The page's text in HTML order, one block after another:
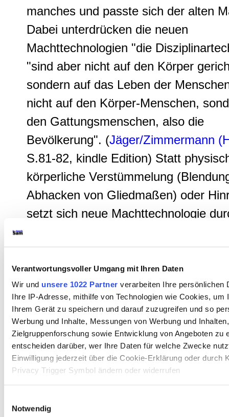
Verantwortungsvoller Umgang mit Ihren Daten
Wir und unsere 1022 Partner verarbeiten Ihre persönlichen
Ihre IP-Adresse, mithilfe von Technologien wie Cookies, um
Ihrem Gerät zu speichern und darauf zuzugreifen und so
Werbung und Inhalte, Messungen von Werbung und Inhalten,
Zielgruppenforschung sowie Entwicklung von Angeboten zu
entscheiden darüber, wer Ihre Daten für welche Zwecke
Einwilligung jederzeit über die Cookie-Erklärung oder durch
Privacy Trigger Symbol ändern oder widerrufen
Informationen über Ihre geografische Lage erfassen,
Notwendig
manches und passte sich der alten
Dabei unterdrücken die neuen
Machttechnologien "die
"sind aber nicht auf den Körper
sondern auf das Leben der
nicht auf den Körper-Menschen,
den Gattungsmenschen, also die
Bevölkerung". (Jäger/Zimmermann
S.81-82, kindle Edition) Statt
körperliche Verstümmelung
Abhacken von Gliedmaßen) oder
setzt sich neue Machttechnologie
sie zugleichihre Straf-, Kontroll- und
Disziplinartechniken mehr und mehr
"entkörperlicht". Ihre neuartigen
Disziplinartechnologien greifen
wenn dies zunächst im Hinblick auf
konstatierte "Entkörperlichung"
erscheint, "immer tiefer in den
einzelnen Individuums ein und